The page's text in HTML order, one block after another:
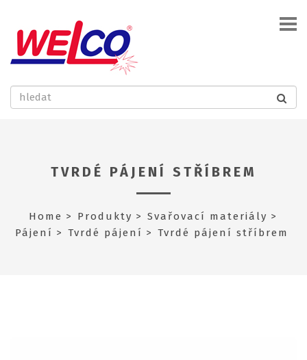
TVRDÉ PÁJENÍ STŘÍBREM
Home Produkty
Svařovací materiály
Pájení
Tvrdé pájení Tvrdé pájení stříbrem